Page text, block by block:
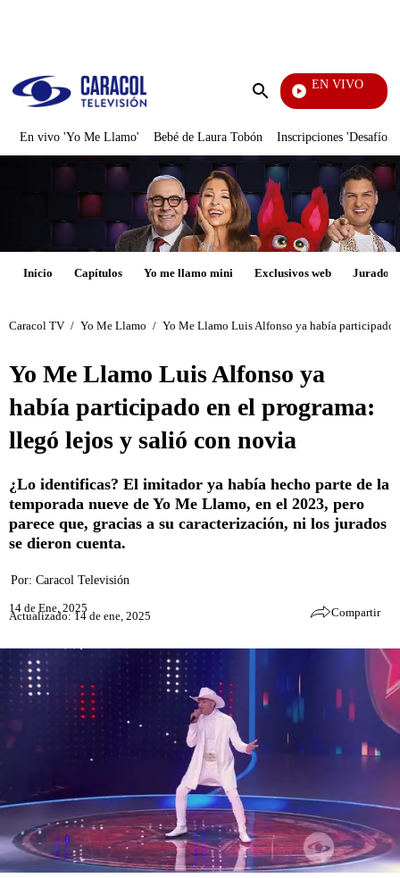
Enviar
EN VIVO
En vivo 'Yo Me Llamo' Bebé de Laura Tobón Inscripciones 'Desafío'
Inicio Capítulos Yo me llamo mini Exclusivos web Jurados
Caracol TV / Yo Me Llamo / Yo Me Llamo Luis Alfonso ya había
Yo Me Llamo Luis Alfonso ya
había participado en el programa:
llegó lejos y salió con novia
¿Lo identificas? El imitador ya había hecho parte de la
temporada nueve de Yo Me Llamo, en el 2023, pero
parece que, gracias a su caracterización, ni los jurados
se dieron cuenta.
Por: Caracol Televisión
14 de Ene, 2025
Actualizado: 14 de ene, 2025 Compartir